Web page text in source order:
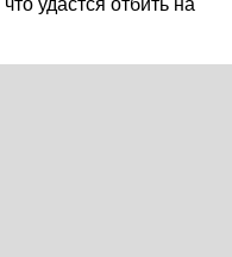
удастся отбить на